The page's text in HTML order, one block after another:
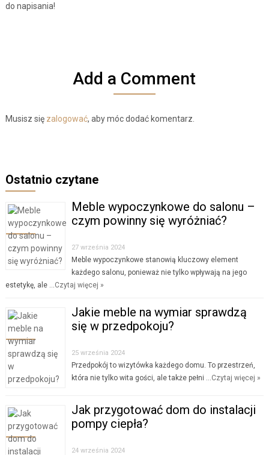
do napisania!
Add a Comment
Musisz się zalogować, aby móc dodać komentarz.
Ostatnio czytane
Meble wypoczynkowe do salonu –
czym powinny się wyróżniać?
27 września 2024
Meble wypoczynkowe stanowią kluczowy element
każdego salonu, ponieważ nie tylko wpływają na jego
estetykę, ale … Czytaj więcej »
Jakie meble na wymiar sprawdzą
się w przedpokoju?
25 września 2024
Przedpokój to wizytówka każdego domu. To przestrzeń,
która nie tylko wita gości, ale także pełni … Czytaj więcej »
Jak przygotować dom do instalacji
pompy ciepła?
24 września 2024